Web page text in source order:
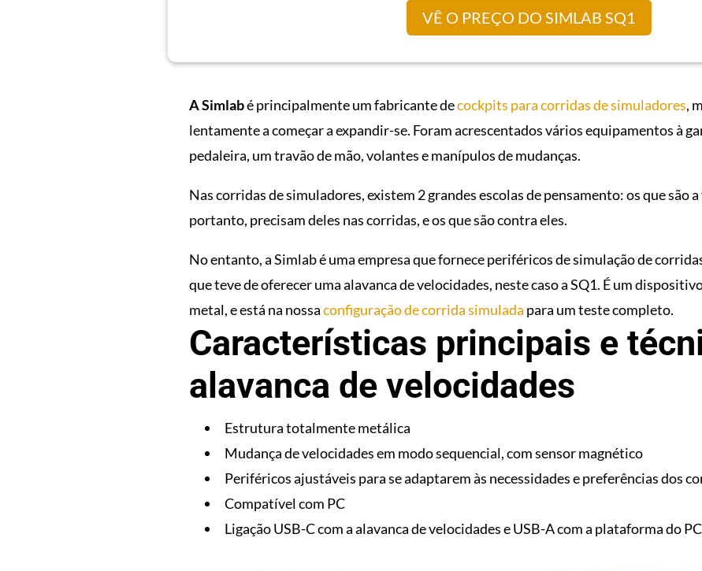
VÊ O PREÇO DO SIMLAB SQ1
A Simlabé principalmente um fabricante decockpits para corridas de simuladores,
lentamente a começar a expandir-se. Foram acrescentados vários equipamentos à
pedaleira, um travão de mão, volantes e manípulos de mudanças.
Nas corridas de simuladores, existem 2 grandes escolas de pensamento: os que são
portanto, precisam deles nas corridas, e os que são contra eles.
No entanto, a Simlab é uma empresa que fornece periféricos de simulação de
que teve de oferecer uma alavanca de velocidades, neste caso a SQ1. É um
metal, e está na nossaconfiguração de corrida simulada para um teste completo.
Características principais e
alavanca de velocidades
Estrutura totalmente metálica
Mudança de velocidades em modo sequencial, com sensor magnético
Periféricos ajustáveis para se adaptarem às necessidades e preferências dos
Compatível com PC
Ligação USB-C com a alavanca de velocidades e USB-A com a plataforma do PC